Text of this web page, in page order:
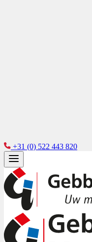
+31 (0) 522 443 820